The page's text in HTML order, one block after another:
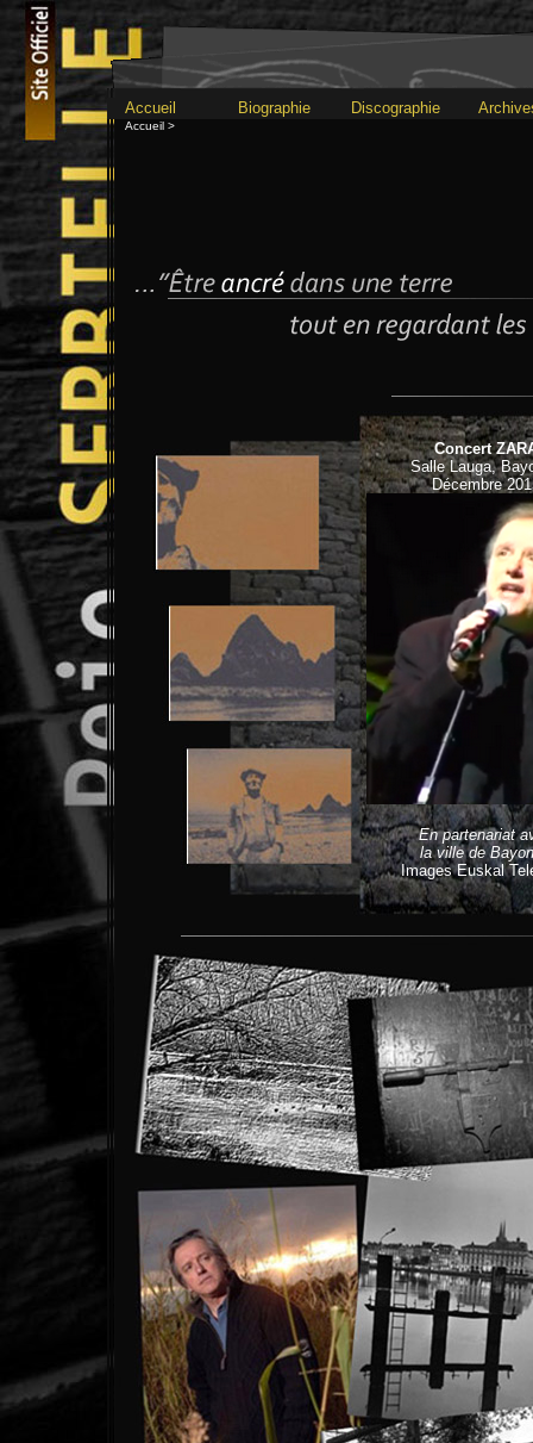
Accueil Biographie Discographie
Accueil >
Concert
Salle Lauga,
Décembre
En partenariat
la ville de
Images Euskal